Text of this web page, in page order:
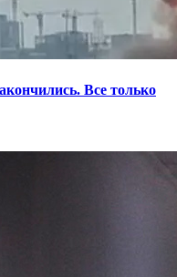
Все только